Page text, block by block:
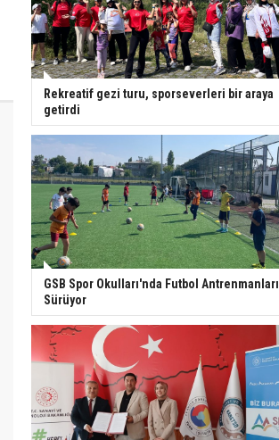
Rekreatif gezi turu, sporseverleri bir araya
getirdi
GSB Spor Okulları'nda Futbol Antrenmanları
Sürüyor